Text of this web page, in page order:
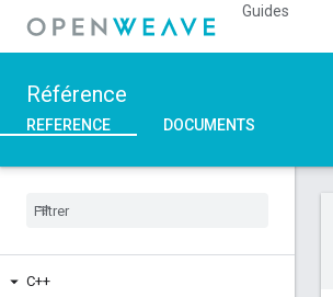
Guides
Référence
REFERENCE DOCUMENTS
C++